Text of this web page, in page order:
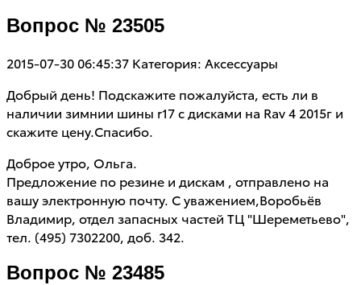
Вопрос № 23505
2015-07-30 06:45:37 Категория: Аксессуары
Добрый день! Подскажите пожалуйста, есть ли в
наличии зимнии шины r17 с дисками на Rav 4 2015г и
скажите цену.Спасибо.
Доброе утро, Ольга.
Предложение по резине и дискам , отправлено на
вашу электронную почту. С уважением,Воробьёв
Владимир, отдел запасных частей ТЦ "Шереметьево",
тел. (495) 7302200, доб. 342.
Вопрос № 23485